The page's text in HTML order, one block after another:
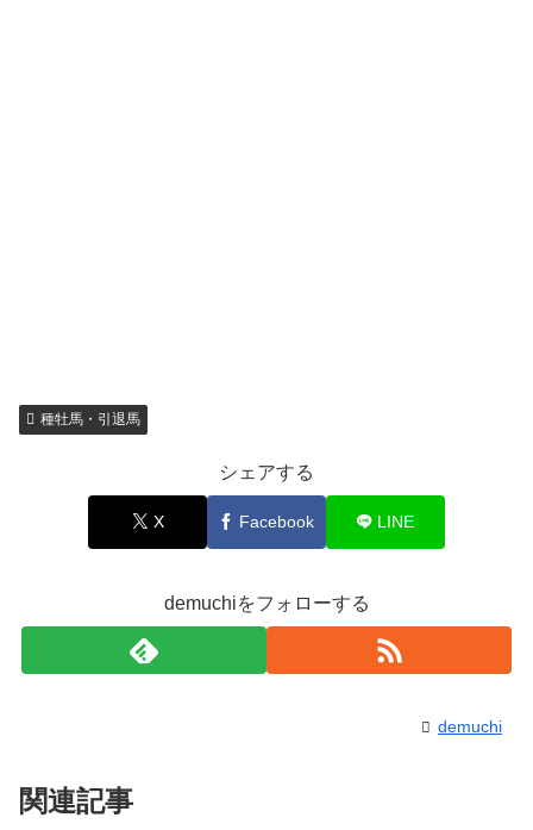
種牡馬・引退馬
シェアする
X Facebook LINE
demuchiをフォローする
demuchi
関連記事